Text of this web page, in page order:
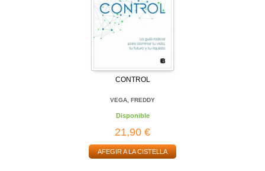
CONTROL
VEGA, FREDDY
Disponible
21,90 €
AFEGIR A LA CISTELLA